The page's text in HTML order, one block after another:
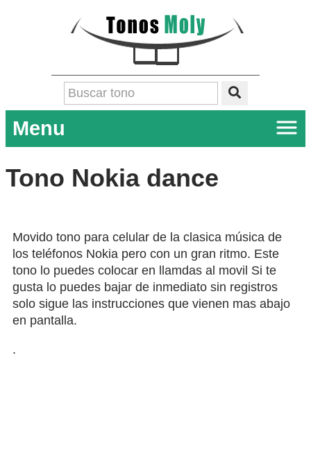
Menu
Tono Nokia dance
Movido tono para celular de la clasica música de
los teléfonos Nokia pero con un gran ritmo. Este
tono lo puedes colocar en llamdas al movil Si te
gusta lo puedes bajar de inmediato sin registros
solo sigue las instrucciones que vienen mas abajo
en pantalla.
.